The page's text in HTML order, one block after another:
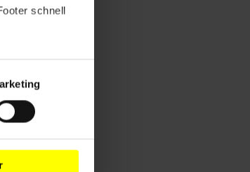
schnell